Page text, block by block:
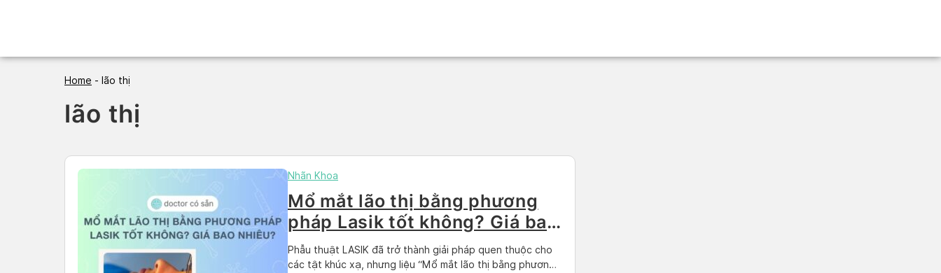
Home - lão thị
lão thị
Nhãn Khoa
Mổ mắt lão thị bằng phương
pháp Lasik tốt không? Giá bao
nhiêu?
Phẫu thuật LASIK đã trở thành giải pháp quen thuộc cho
các tật khúc xạ, nhưng liệu “Mổ mắt lão thị bằng phương